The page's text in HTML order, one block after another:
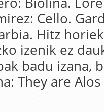
Cello.
Hitz
izenik ez
badu izana,
They are